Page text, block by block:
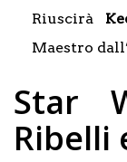
Riuscirà
Maestro
Star
Ribelli